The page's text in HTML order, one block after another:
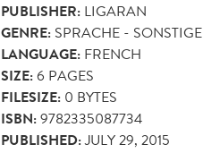
PUBLISHER: LIGARAN
GENRE: SPRACHE - SONSTIGE
LANGUAGE: FRENCH
SIZE:6 PAGES
FILESIZE: 0 BYTES
ISBN:9782335087734
PUBLISHED:JULY 29, 2015